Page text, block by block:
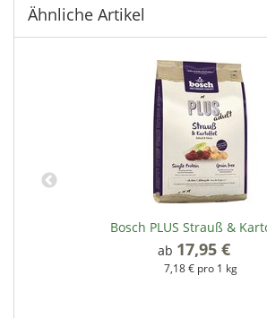
Ähnliche Artikel
Bosch PLUS Strauß &
ab 17,95 €
7,18 € pro 1 kg